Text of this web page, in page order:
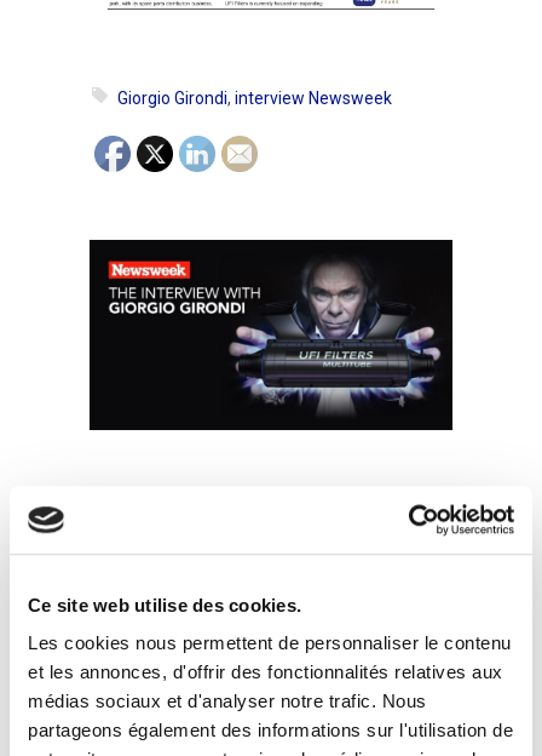
Ce site web utilise des cookies.
Les cookies nous permettent de personnaliser le contenu
et les annonces, d'offrir des fonctionnalités relatives aux
médias sociaux et d'analyser notre trafic. Nous
partageons également des informations sur l'utilisation de
Giorgio Girondi, interview Newsweek